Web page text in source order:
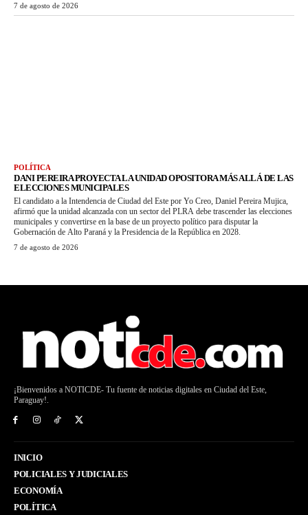
7 de agosto de 2026
POLÍTICA
DANI PEREIRA PROYECTA LA UNIDAD OPOSITORA MÁS ALLÁ DE LAS
ELECCIONES MUNICIPALES
El candidato a la Intendencia de Ciudad del Este por Yo Creo, Daniel Pereira Mujica,
afirmó que la unidad alcanzada con un sector del PLRA debe trascender las elecciones
municipales y convertirse en la base de un proyecto político para disputar la
Gobernación de Alto Paraná y la Presidencia de la República en 2028.
7 de agosto de 2026
¡Bienvenidos a NOTICDE- Tu fuente de noticias digitales en Ciudad del Este,
Paraguay!.
INICIO
POLICIALES Y JUDICIALES
ECONOMÍA
POLÍTICA